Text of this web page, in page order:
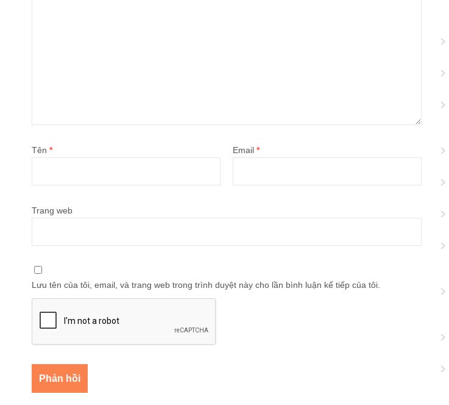
Tên * Email *
Trang web
Lưu tên của tôi, email, và trang web trong trình duyệt này cho lần bình luận kế tiếp của tôi.